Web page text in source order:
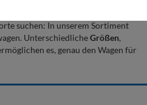
suchen: In unserem Sortiment
UnterschiedlicheGrößen,
es, genau den Wagen für